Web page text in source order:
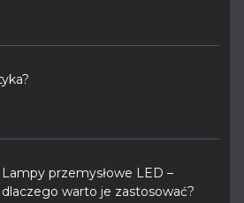
Lampy przemysłowe LED –
dlaczego warto je zastosować?